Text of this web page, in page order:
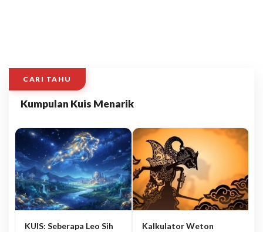
CARI TAHU
Kumpulan Kuis Menarik
KUIS: Seberapa Leo Sih
Kalkulator Weton